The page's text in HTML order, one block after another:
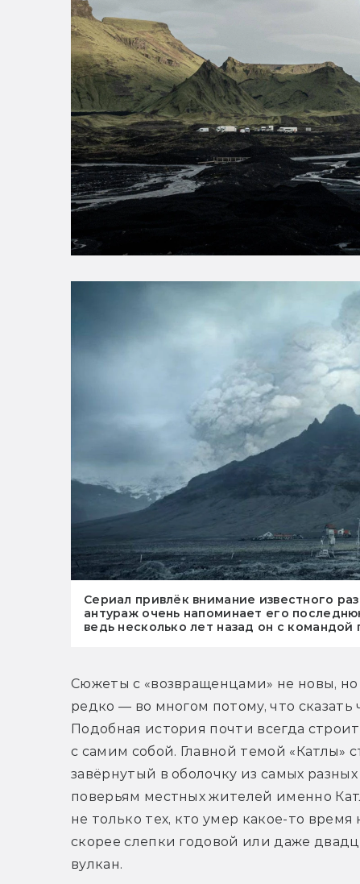
Сериал привлёк внимание известного
антураж очень напоминает его
ведь несколько лет назад он с
Сюжеты с «возвращенцами» не новы,
редко — во многом потому, что сказать
Подобная история почти всегда
с самим собой. Главной темой «Катлы»
завёрнутый в оболочку из самых
поверьям местных жителей именно
не только тех, кто умер какое-то
скорее слепки годовой или даже
вулкан.